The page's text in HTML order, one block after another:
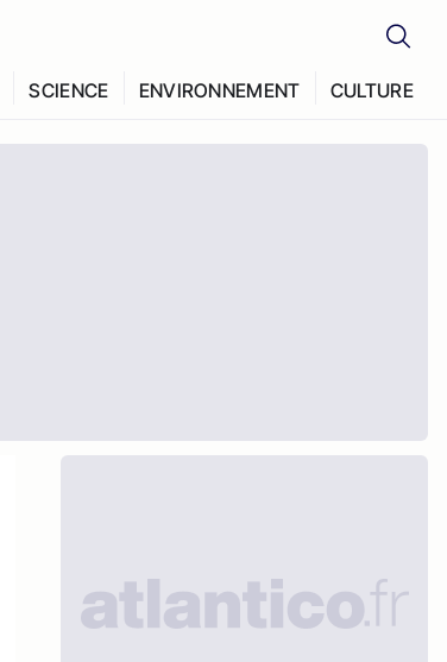
SCIENCE ENVIRONNEMENT CULTURE